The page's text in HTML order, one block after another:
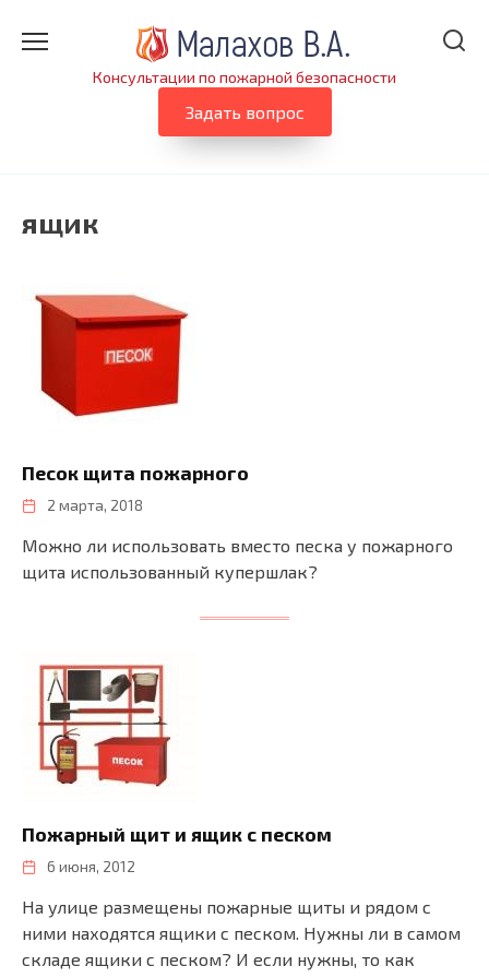
Консультации по пожарной безопасности
Задать вопрос
ящик
Песок щита пожарного
2 марта, 2018
Можно ли использовать вместо песка у пожарного
щита использованный купершлак?
Пожарный щит и ящик с песком
6 июня, 2012
На улице размещены пожарные щиты и рядом с
ними находятся ящики с песком. Нужны ли в самом
складе ящики с песком? И если нужны, то как